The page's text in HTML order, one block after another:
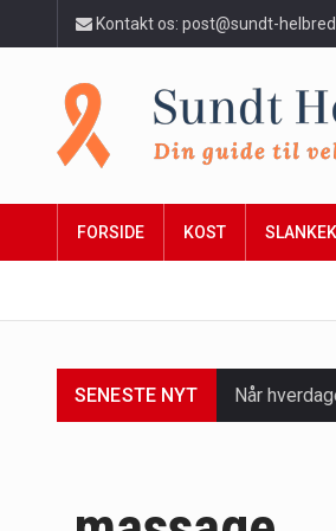
Kontakt os: post@sundt-
FORSIDE KOST
SENESTE NYT Når